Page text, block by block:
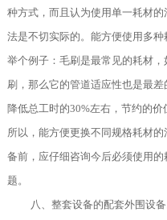
种方式，而且认为使用单一耗材
法是不切实际的。能方便使用多种
举个例子：毛刷是最常见的耗材
刷，那么它的管道适应性也是最
降低总工时的30%左右，节约的价
所以，能方便更换不同规格耗材
备前，应仔细咨询今后必须使用
题。
八、整套设备的配套外围设备